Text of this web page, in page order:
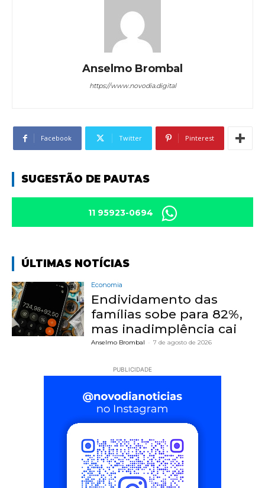
Anselmo Brombal
https://www.novodia.digital
Facebook Twitter Pinterest
SUGESTÃO DE PAUTAS
11 95923-0694
ÚLTIMAS NOTÍCIAS
Economia
Endividamento das
famílias sobe para 82%,
mas inadimplência cai
Anselmo Brombal - 7 de agosto de 2026
PUBLICIDADE